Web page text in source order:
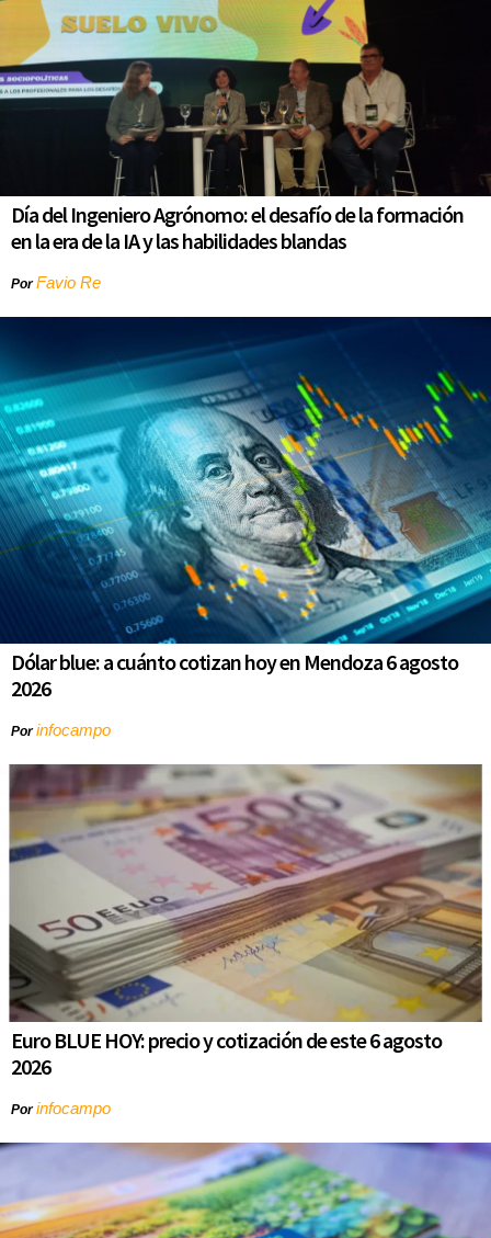
Día del Ingeniero Agrónomo: el desafío de la formación
en la era de la IA y las habilidades blandas
PorFavio Re
Dólar blue: a cuánto cotizan hoy en Mendoza 6 agosto
2026
Porinfocampo
Euro BLUE HOY: precio y cotización de este 6 agosto
2026
Porinfocampo